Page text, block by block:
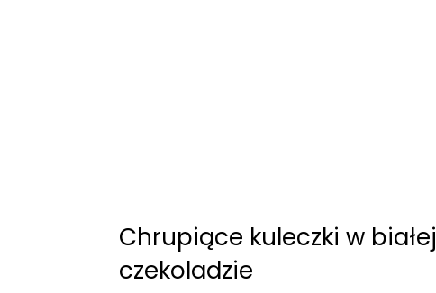
Chrupiące kuleczki w białej
czekoladzie